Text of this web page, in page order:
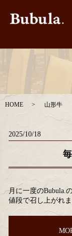
HOME 山形牛
2025/10/18
月に一度のBubula.
値段で召し上がれ